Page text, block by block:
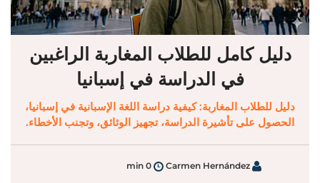
دليل كامل للطلاب المغاربة الراغبين
في الدراسة في إسبانيا
دليل للطلاب المغاربة: كيفية دراسة اللغة الإسبانية في إسبانيا،
الحصول على تأشيرة الدراسة، تجهيز الوثائق، وتجنب الأخطاء.
Carmen Hernández
0 min